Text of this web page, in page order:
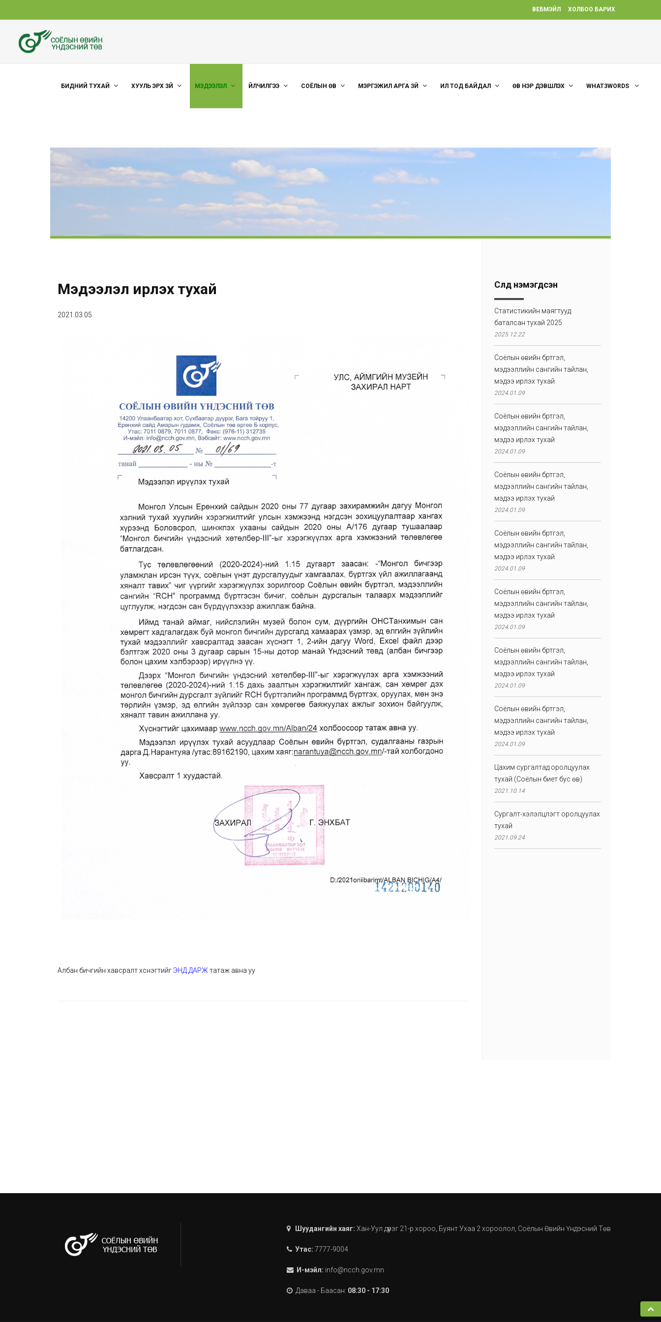
ВЕБМЭЙЛ ХОЛБОО БАРИХ
БИДНИЙ ТУХАЙ ХУУЛЬ ЭРХ ЗҮЙ МЭДЭЭЛЭЛ ҮЙЛЧИЛГЭЭ СОЁЛЫН ӨВ МЭРГЭЖИЛ АРГА ЗҮЙ ИЛ ТОД БАЙДАЛ ӨВ НЭР ДЭВШҮҮЛЭХ WHAT3WORDS
Мэдээлэл ирүүлэх тухай
2021.03.05
Албан бичгийн хавсралт хүснэгтийгЭНД ДАРЖ татаж авна уу
Сүүлд нэмэгдсэн
Статистикийн маягтууд
баталсан тухай 2025
2025.12.22
Соёлын өвийн бүртгэл,
мэдээллийн сангийн тайлан,
мэдээ ирүүлэх тухай
2024.01.09
Соёлын өвийн бүртгэл,
мэдээллийн сангийн тайлан,
мэдээ ирүүлэх тухай
2024.01.09
Соёлын өвийн бүртгэл,
мэдээллийн сангийн тайлан,
мэдээ ирүүлэх тухай
2024.01.09
Соёлын өвийн бүртгэл,
мэдээллийн сангийн тайлан,
мэдээ ирүүлэх тухай
2024.01.09
Соёлын өвийн бүртгэл,
мэдээллийн сангийн тайлан,
мэдээ ирүүлэх тухай
2024.01.09
Соёлын өвийн бүртгэл,
мэдээллийн сангийн тайлан,
мэдээ ирүүлэх тухай
2024.01.09
Соёлын өвийн бүртгэл,
мэдээллийн сангийн тайлан,
мэдээ ирүүлэх тухай
2024.01.09
Цахим сургалтад оролцуулах
тухай (Соёлын биет бус өв)
2021.10.14
Сургалт-хэлэлцүүлэгт оролцуулах
тухай
2021.09.24
Шуудангийн хаяг: Хан-Уул дүүрэг 21-р хороо, Буянт Ухаа 2 хороолол, Соёлын Өвийн Үндэсний Төв
Утас: 7777-9004
И-мэйл: info@ncch.gov.mn
Даваа - Баасан: 08:30 - 17:30